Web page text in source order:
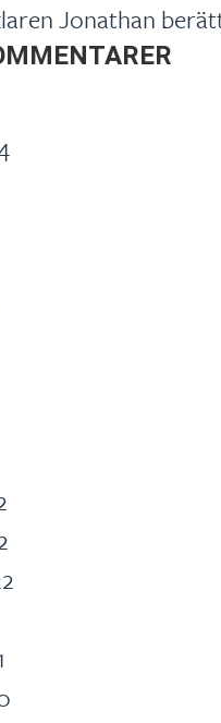
Jonathan